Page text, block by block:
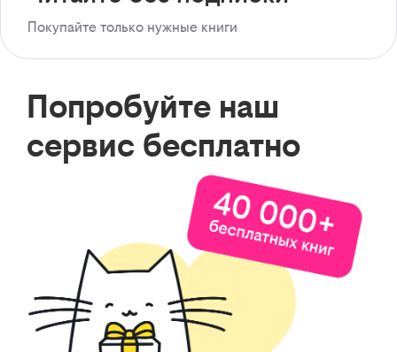
Покупайте только нужные книги
Попробуйте наш
сервис бесплатно